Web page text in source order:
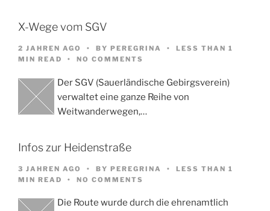
X-Wege vom SGV
2 JAHREN AGO BY PEREGRINA
LESS THAN 1
MIN READ
NO COMMENTS
Der SGV (Sauerländische Gebirgsverein)
verwaltet eine ganze Reihe von
Weitwanderwegen,…
Infos zur Heidenstraße
3 JAHREN AGO BY PEREGRINA
LESS THAN 1
MIN READ
NO COMMENTS
Die Route wurde durch die ehrenamtlich